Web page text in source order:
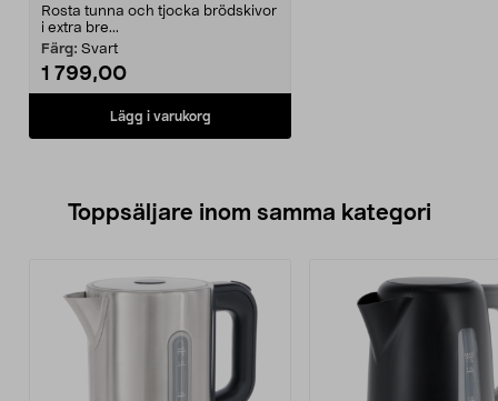
Rosta tunna och tjocka brödskivor
i extra bre...
Färg: Svart
1 799,00
Lägg i varukorg
Toppsäljare inom samma kategori